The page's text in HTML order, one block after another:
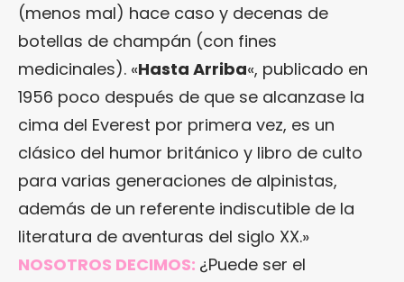
(menos mal) hace caso y decenas de
botellas de champán (con fines
medicinales). «Hasta Arriba«, publicado en
1956 poco después de que se alcanzase la
cima del Everest por primera vez, es un
clásico del humor británico y libro de culto
para varias generaciones de alpinistas,
además de un referente indiscutible de la
literatura de aventuras del siglo XX.»
NOSOTROS DECIMOS: ¿Puede ser el